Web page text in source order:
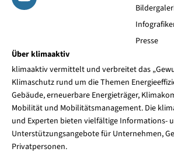
Presse
Über klimaaktiv
klimaaktiv vermittelt und verbreitet das
Klimaschutz rund um die Themen
Gebäude, erneuerbare Energieträger,
Mobilität und Mobilitätsmanagement. Die
und Experten bieten vielfältige Informations-
Unterstützungsangebote für Unternehmen,
Privatpersonen.